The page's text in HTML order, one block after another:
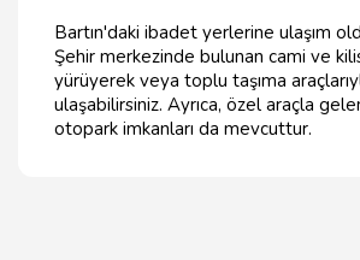
Bartın'daki ibadet yerlerine ulaşım
Şehir merkezinde bulunan cami ve
yürüyerek veya toplu taşıma
ulaşabilirsiniz. Ayrıca, özel araçla
otopark imkanları da mevcuttur.